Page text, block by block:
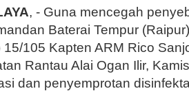
, - Guna mencegah
Baterai Tempur
15/105 Kapten ARM Rico
Rantau Alai Ogan Ilir,
dan penyemprotan